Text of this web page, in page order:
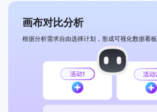
画布对比分析
根据分析需求自由选择计划，形成可视化数据看板